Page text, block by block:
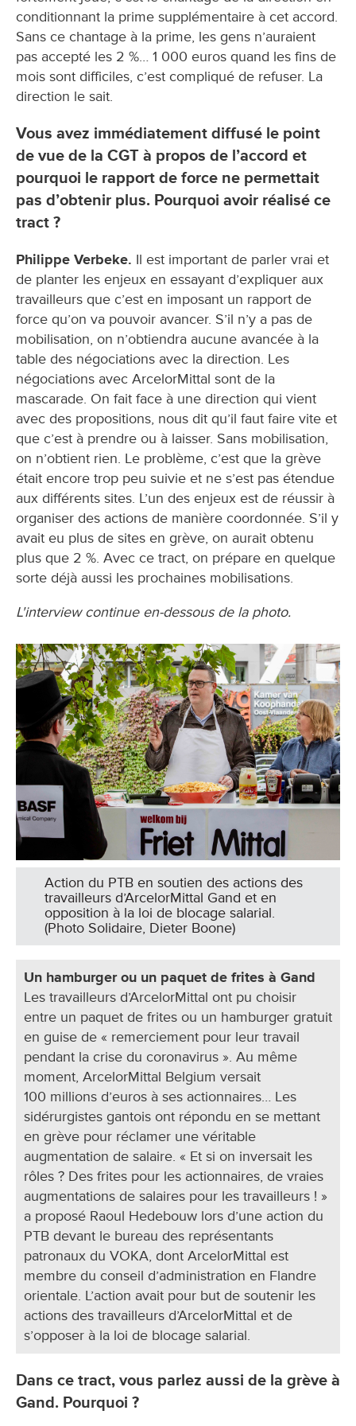
conditionnant la prime supplémentaire à cet accord.
Sans ce chantage à la prime, les gens n’auraient
pas accepté les 2 %… 1 000 euros quand les fins de
mois sont difficiles, c’est compliqué de refuser. La
direction le sait.
Vous avez immédiatement diffusé le point
de vue de la CGT à propos de l’accord et
pourquoi le rapport de force ne permettait
pas d’obtenir plus. Pourquoi avoir réalisé ce
tract ?
Philippe Verbeke. Il est important de parler vrai et
de planter les enjeux en essayant d’expliquer aux
travailleurs que c’est en imposant un rapport de
force qu’on va pouvoir avancer. S’il n’y a pas de
mobilisation, on n’obtiendra aucune avancée à la
table des négociations avec la direction. Les
négociations avec ArcelorMittal sont de la
mascarade. On fait face à une direction qui vient
avec des propositions, nous dit qu’il faut faire vite et
que c’est à prendre ou à laisser. Sans mobilisation,
on n’obtient rien. Le problème, c’est que la grève
était encore trop peu suivie et ne s’est pas étendue
aux différents sites. L’un des enjeux est de réussir à
organiser des actions de manière coordonnée. S’il y
avait eu plus de sites en grève, on aurait obtenu
plus que 2 %. Avec ce tract, on prépare en quelque
sorte déjà aussi les prochaines mobilisations.
L'interview continue en-dessous de la photo.
Action du PTB en soutien des actions des
travailleurs d’ArcelorMittal Gand et en
opposition à la loi de blocage salarial.
(Photo Solidaire, Dieter Boone)
Un hamburger ou un paquet de frites à Gand
Les travailleurs d’ArcelorMittal ont pu choisir
entre un paquet de frites ou un hamburger gratuit
en guise de « remerciement pour leur travail
pendant la crise du coronavirus ». Au même
moment, ArcelorMittal Belgium versait
100 millions d’euros à ses actionnaires… Les
sidérurgistes gantois ont répondu en se mettant
en grève pour réclamer une véritable
augmentation de salaire. « Et si on inversait les
rôles ? Des frites pour les actionnaires, de vraies
augmentations de salaires pour les travailleurs ! »
a proposé Raoul Hedebouw lors d’une action du
PTB devant le bureau des représentants
patronaux du VOKA, dont ArcelorMittal est
membre du conseil d’administration en Flandre
orientale. L’action avait pour but de soutenir les
actions des travailleurs d’ArcelorMittal et de
s’opposer à la loi de blocage salarial.
Dans ce tract, vous parlez aussi de la grève à
Gand. Pourquoi ?